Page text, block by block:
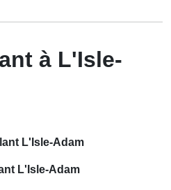
à L'Isle-
L'Isle-Adam
L'Isle-Adam